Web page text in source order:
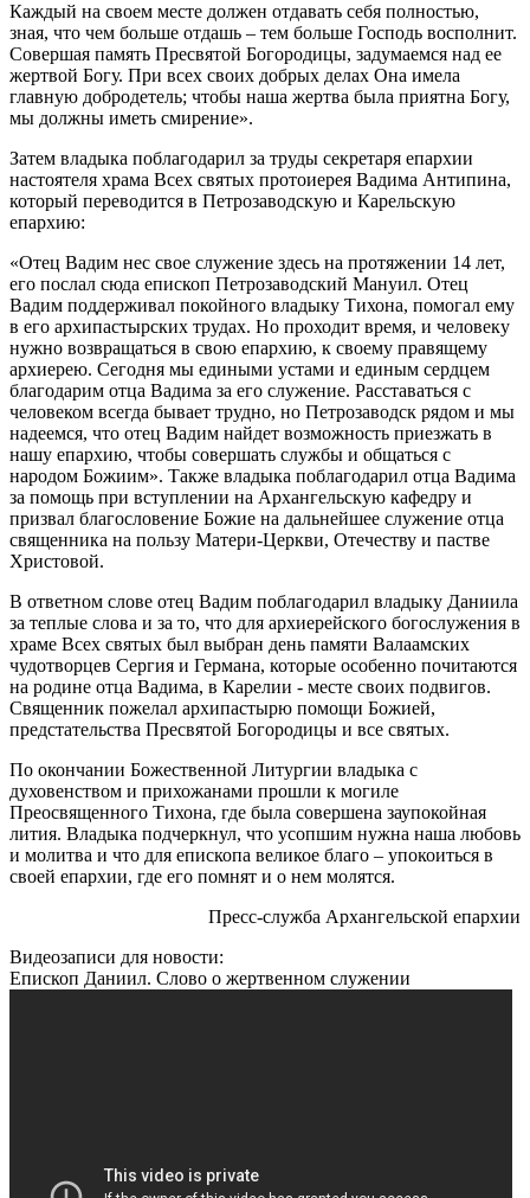
Каждый на своем месте должен отдавать себя полностью,
зная, что чем больше отдашь – тем больше Господь восполнит.
Совершая память Пресвятой Богородицы, задумаемся над ее
жертвой Богу. При всех своих добрых делах Она имела
главную добродетель; чтобы наша жертва была приятна Богу,
мы должны иметь смирение».
Затем владыка поблагодарил за труды секретаря епархии
настоятеля храма Всех святых протоиерея Вадима Антипина,
который переводится в Петрозаводскую и Карельскую
епархию:
«Отец Вадим нес свое служение здесь на протяжении 14 лет,
его послал сюда епископ Петрозаводский Мануил. Отец
Вадим поддерживал покойного владыку Тихона, помогал ему
в его архипастырских трудах. Но проходит время, и человеку
нужно возвращаться в свою епархию, к своему правящему
архиерею. Сегодня мы едиными устами и единым сердцем
благодарим отца Вадима за его служение. Расставаться с
человеком всегда бывает трудно, но Петрозаводск рядом и мы
надеемся, что отец Вадим найдет возможность приезжать в
нашу епархию, чтобы совершать службы и общаться с
народом Божиим». Также владыка поблагодарил отца Вадима
за помощь при вступлении на Архангельскую кафедру и
призвал благословение Божие на дальнейшее служение отца
священника на пользу Матери-Церкви, Отечеству и пастве
Христовой.
В ответном слове отец Вадим поблагодарил владыку Даниила
за теплые слова и за то, что для архиерейского богослужения в
храме Всех святых был выбран день памяти Валаамских
чудотворцев Сергия и Германа, которые особенно почитаются
на родине отца Вадима, в Карелии - месте своих подвигов.
Священник пожелал архипастырю помощи Божией,
предстательства Пресвятой Богородицы и все святых.
По окончании Божественной Литургии владыка с
духовенством и прихожанами прошли к могиле
Преосвященного Тихона, где была совершена заупокойная
лития. Владыка подчеркнул, что усопшим нужна наша любовь
и молитва и что для епископа великое благо – упокоиться в
своей епархии, где его помнят и о нем молятся.
Пресс-служба Архангельской епархии
Видеозаписи для новости:
Епископ Даниил. Слово о жертвенном служении